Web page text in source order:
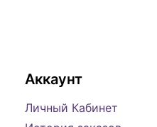
Аккаунт
Личный Кабинет